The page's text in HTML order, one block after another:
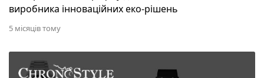
виробника інноваційних еко-рішень
5 місяців тому